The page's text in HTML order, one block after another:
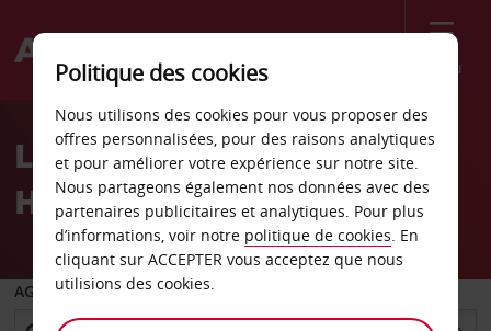
Menu
Welcome
AvisLocation de voiture Port
Hueneme
AGENCE DE DÉPART
Politique des cookies
Nous utilisons des cookies pour vous proposer des
offres personnalisées, pour des raisons analytiques
et pour améliorer votre expérience sur notre site.
Nous partageons également nos données avec des
partenaires publicitaires et analytiques. Pour plus
d’informations, voir notre politique de cookies. En
cliquant sur ACCEPTER vous acceptez que nous
utilisions des cookies.